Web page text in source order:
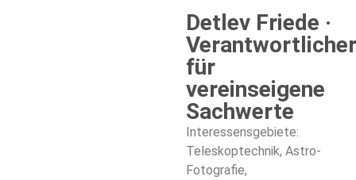
Detlev Friede ·
Verantwortlicher
für
vereinseigene
Sachwerte
Interessensgebiete:
Teleskoptechnik, Astro-
Fotografie,